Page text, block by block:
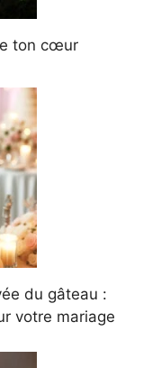
ton cœur
du gâteau :
votre mariage